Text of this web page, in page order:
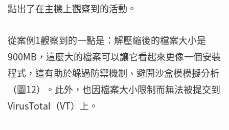
點出了在主機上觀察到的活動。
從案例1觀察到的一點是：解壓縮後的檔案大小是
900MB，這麼大的檔案可以讓它看起來更像一個安裝
程式，這有助於躲過防禦機制、避開沙盒模模擬分析
（圖12）。此外，也因檔案大小限制而無法被提交到
VirusTotal（VT）上。